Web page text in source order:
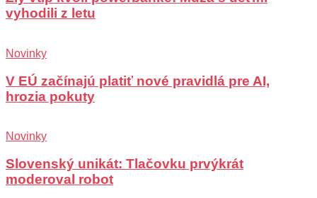
vyhodili z letu
Novinky
V EÚ začínajú platiť nové pravidlá pre AI,
hrozia pokuty
Novinky
Slovenský unikát: Tlačovku prvýkrát
moderoval robot